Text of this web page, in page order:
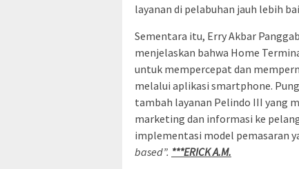
layanan di pelabuhan jauh lebih
Sementara itu, Erry Akbar
menjelaskan bahwa Home
untuk mempercepat dan
melalui aplikasi smartphone.
tambah layanan Pelindo III yang
marketing dan informasi ke
implementasi model pemasaran
based”. ***ERICK A.M.